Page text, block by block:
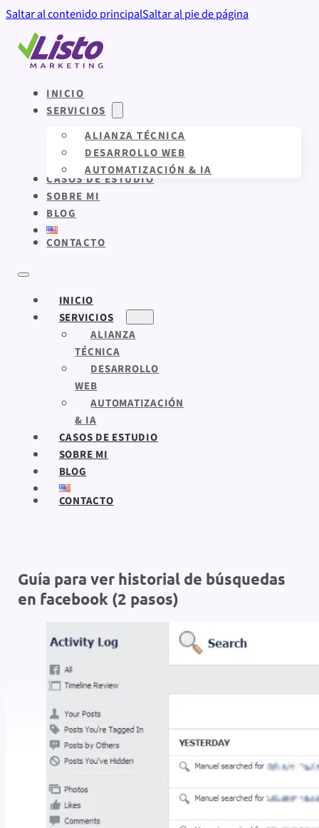
Saltar al contenido principalSaltar al pie de página
INICIO
SERVICIOS
ALIANZA TÉCNICA
DESARROLLO WEB
AUTOMATIZACIÓN & IA
CASOS DE ESTUDIO
SOBRE MI
BLOG
CONTACTO
INICIO
SERVICIOS
ALIANZA
TÉCNICA
DESARROLLO
WEB
AUTOMATIZACIÓN
& IA
CASOS DE ESTUDIO
SOBRE MI
BLOG
CONTACTO
Guía para ver historial de búsquedas
en facebook (2 pasos)